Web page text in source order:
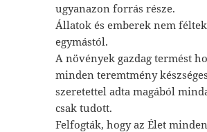
ugyanazon forrás része.
Állatok és emberek nem féltek
egymástól.
A növények gazdag termést
minden teremtmény
szeretettel adta magából
csak tudott.
Felfogták, hogy az Élet